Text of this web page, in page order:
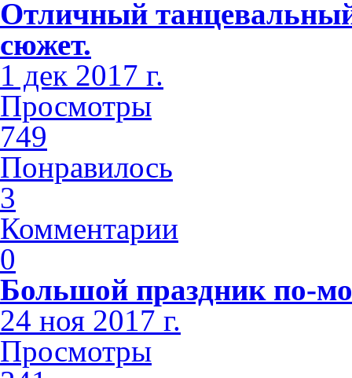
Отличный
сюжет.
1 дек 2017 г.
Просмотры
749
Понравилось
3
Комментарии
0
Большой праздник по-
24 ноя 2017 г.
Просмотры